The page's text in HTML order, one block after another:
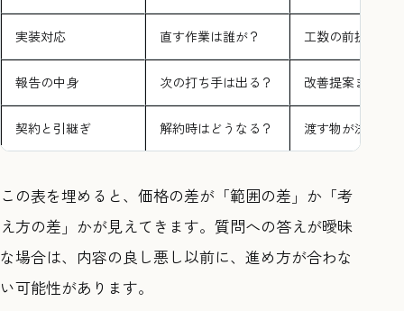
実装対応 直す作業は誰が？ 工数の前提があ
報告の中身 次の打ち手は出る？ 改善提案まで出
契約と引継ぎ 解約時はどうなる？ 渡す物が決まる
この表を埋めると、価格の差が「範囲の差」か「考
え方の差」かが見えてきます。質問への答えが曖昧
な場合は、内容の良し悪し以前に、進め方が合わな
い可能性があります。